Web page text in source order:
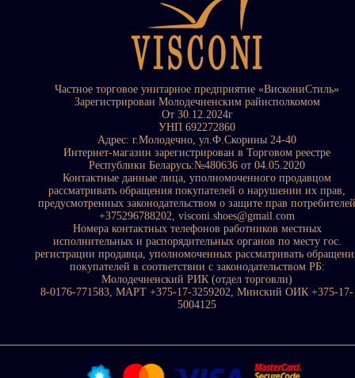
Частное торговое унитарное предприятие «ВискониСтиль»
Зарегистрирован Молодечненским райисполкомом
От 30.12.2024г
УНП 692272860
Адрес: г.Молодечно, ул.Ф.Скорины 24-40
Интернет-магазин зарегистрирован в Торговом реестре
Республики Беларусь:№480636 от 04.05.2020
Контактные данные лица, уполномоченного продавцом
рассматривать обращения покупателей о нарушении их прав,
предусмотренных законодательством о защите прав потребителей
+375296788202, visconi.shoes@gmail.com
Номера контактных телефонов работников местных
исполнительных и распорядительных органов по месту гос.
регистрации продавца, уполномоченных рассматривать
покупателей в соответствии с законодательством РБ:
Молодечненский РИК (отдел торговли)
8-0176-771583, МАРТ +375-17-3259202, Минский ОИК +375-17-
5004125